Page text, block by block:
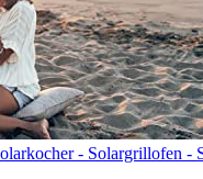
- Solargrillofen -